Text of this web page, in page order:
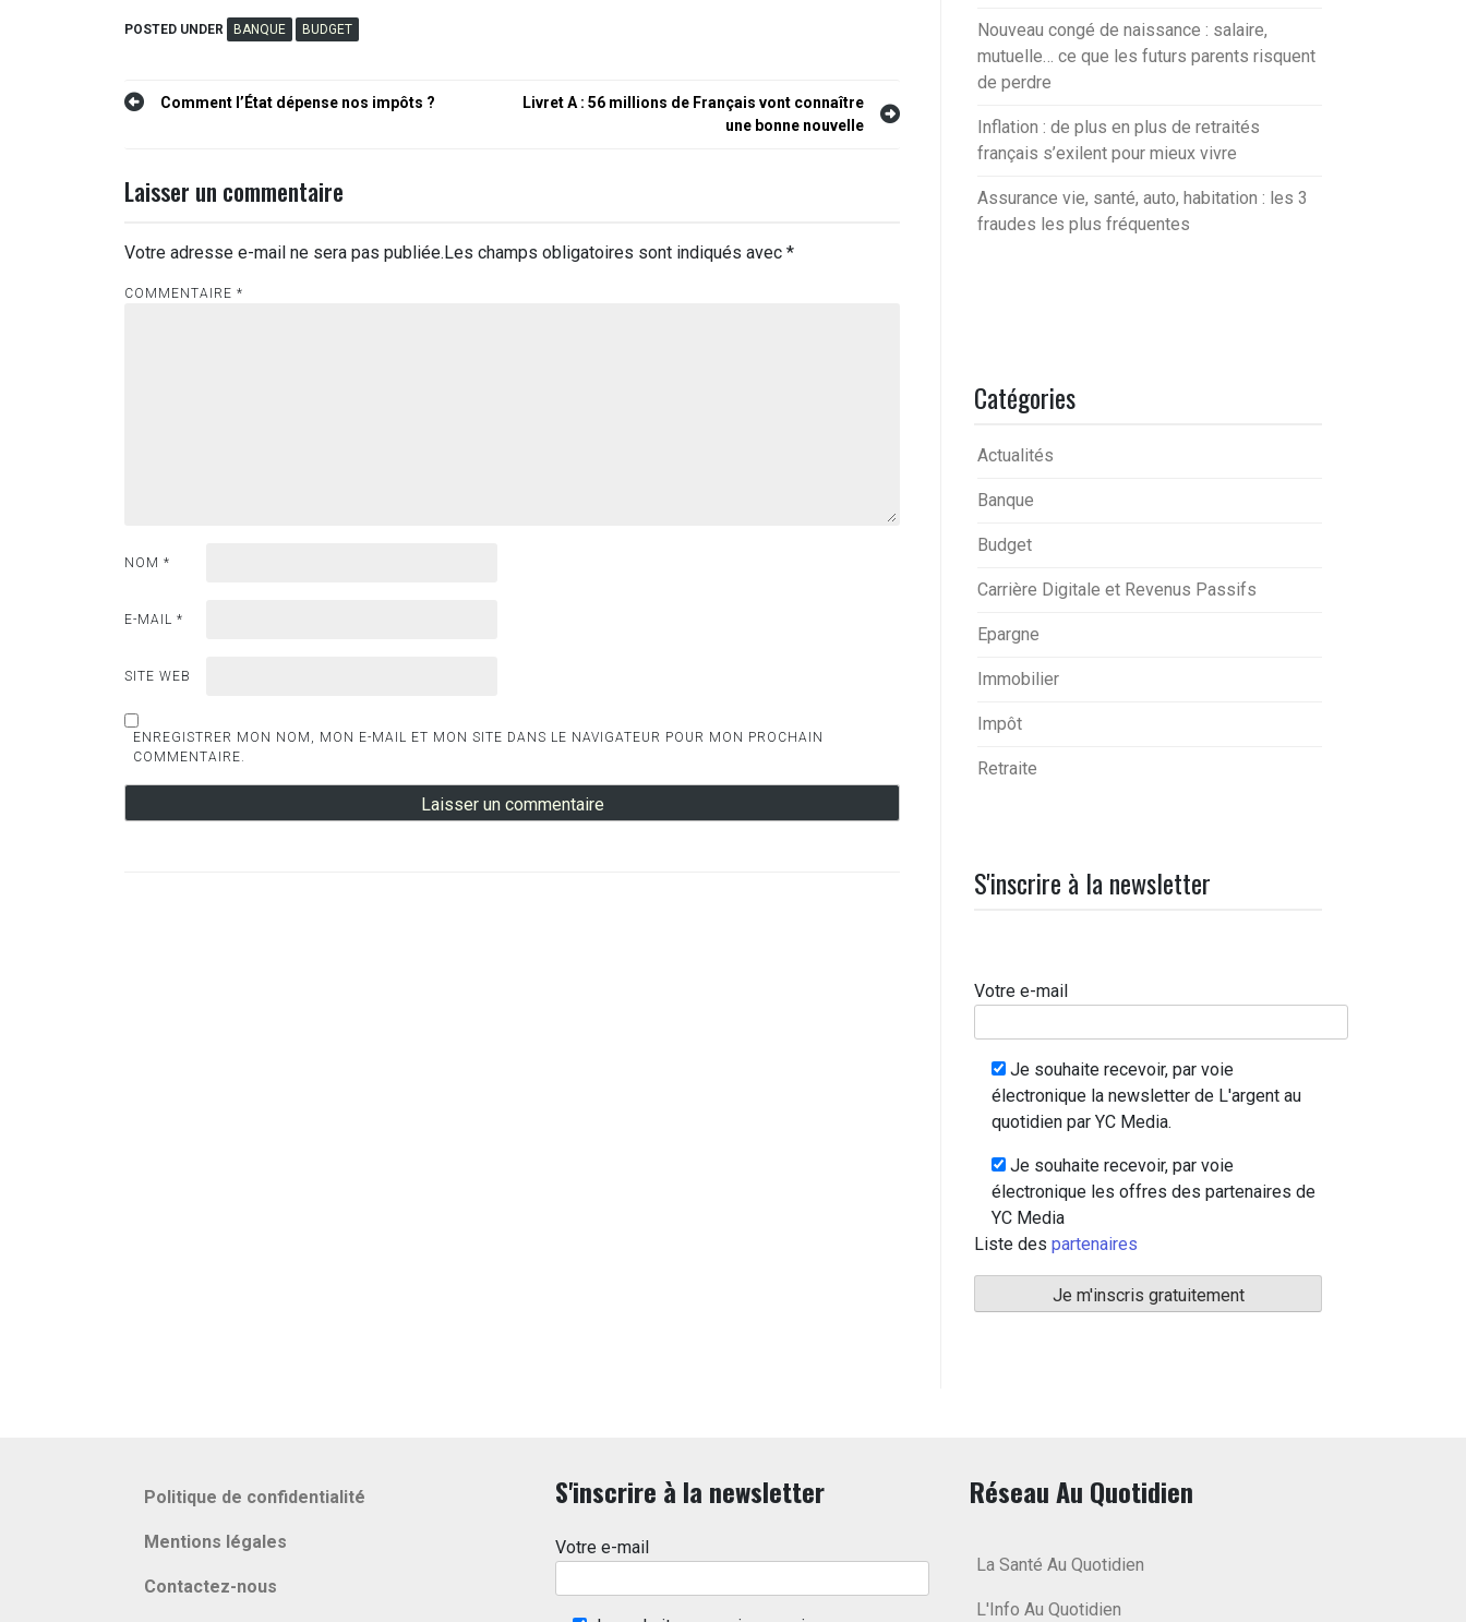
POSTED UNDER BANQUE BUDGET
Navigation
l’article
Comment l’État dépense nos impôts ?
Livret A : 56 millions de Français vont connaître
une bonne nouvelle
Laisser un commentaire
Votre adresse e-mail ne sera pas publiée.Les champs obligatoires sont indiqués avec *
COMMENTAIRE *
NOM *
E-MAIL *
SITE WEB
ENREGISTRER MON NOM, MON E-MAIL ET MON SITE DANS LE NAVIGATEUR POUR MON PROCHAIN
COMMENTAIRE.
Nouveau congé de naissance : salaire,
mutuelle… ce que les futurs parents risquent
de perdre
Inflation : de plus en plus de retraités
français s’exilent pour mieux vivre
Assurance vie, santé, auto, habitation : les 3
fraudes les plus fréquentes
Catégories
Actualités
Banque
Budget
Carrière Digitale et Revenus Passifs
Epargne
Immobilier
Impôt
Retraite
S'inscrire à la newsletter
Votre e-mail
Je souhaite recevoir, par voie
électronique la newsletter de L'argent au
quotidien par YC Media.
Je souhaite recevoir, par voie
électronique les offres des partenaires de
YC Media
Liste des partenaires
Politique de confidentialité
Mentions légales
Contactez-nous
S'inscrire à la newsletter
Votre e-mail
Réseau Au Quotidien
La Santé Au Quotidien
L'Info Au Quotidien